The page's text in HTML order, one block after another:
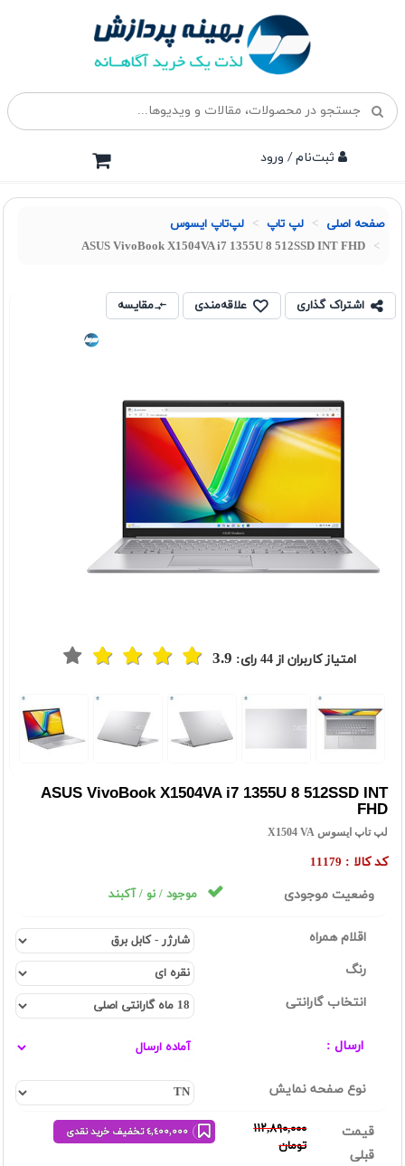
ثبت‌نام / ورود
صفحه اصلی لپ تاپ لپ‌تاپ ایسوس
ASUS VivoBook X1504VA i7 1355U 8 512SSD INT FHD
اشتراک گذاری علاقه‌مندی مقایسه
امتیاز کاربران از44 رای: 3.9
ASUS VivoBook X1504VA i7 1355U 8 512SSD INT
FHD
لپ تاپ ایسوس X1504 VA
کد کالا : 11179
وضعیت موجودی موجود / نو / آکبند
اقلام همراه
رنگ
انتخاب گارانتی
ارسال :
نوع صفحه نمایش
قیمت
قبلی
١١٢,٨٩٠,٠٠٠
تومان